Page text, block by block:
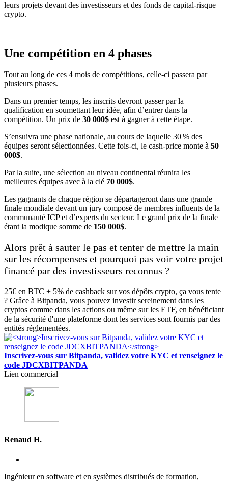
leurs projets devant des investisseurs et des fonds de capital-risque
crypto.
Une compétition en 4 phases
Tout au long de ces 4 mois de compétitions, celle-ci passera par
plusieurs phases.
Dans un premier temps, les inscrits devront passer par la
qualification en soumettant leur idée, afin d’entrer dans la
compétition. Un prix de 30 000$ est à gagner à cette étape.
S’ensuivra une phase nationale, au cours de laquelle 30 % des
équipes seront sélectionnées. Cette fois-ci, le cash-price monte à 50
000$.
Par la suite, une sélection au niveau continental réunira les
meilleures équipes avec à la clé 70 000$.
Les gagnants de chaque région se départageront dans une grande
finale mondiale devant un jury composé de membres influents de la
communauté ICP et d’experts du secteur. Le grand prix de la finale
étant la modique somme de 150 000$.
Alors prêt à sauter le pas et tenter de mettre la main
sur les récompenses et pourquoi pas voir votre projet
financé par des investisseurs reconnus ?
25€ en BTC + 5% de cashback sur vos dépôts crypto, ça vous tente
? Grâce à Bitpanda, vous pouvez investir sereinement dans les
cryptos comme dans les actions ou même sur les ETF, en bénéficiant
de la sécurité d'une plateforme dont les services sont fournis par des
entités réglementées.
Inscrivez-vous sur Bitpanda, validez votre KYC et renseignez le
code JDCXBITPANDA
Lien commercial
Renaud H.
Ingénieur en software et en systèmes distribués de formation,